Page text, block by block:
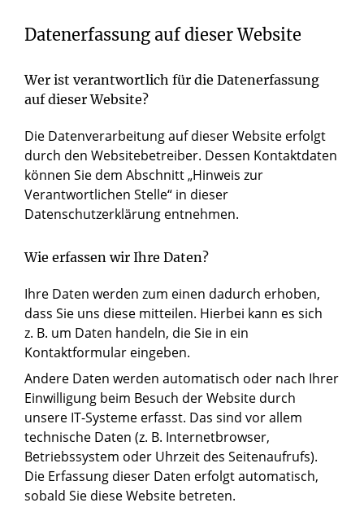
Datenerfassung auf dieser Website
Wer ist verantwortlich für die Datenerfassung
auf dieser Website?
Die Datenverarbeitung auf dieser Website erfolgt
durch den Websitebetreiber. Dessen Kontaktdaten
können Sie dem Abschnitt „Hinweis zur
Verantwortlichen Stelle“ in dieser
Datenschutzerklärung entnehmen.
Wie erfassen wir Ihre Daten?
Ihre Daten werden zum einen dadurch erhoben,
dass Sie uns diese mitteilen. Hierbei kann es sich
z. B. um Daten handeln, die Sie in ein
Kontaktformular eingeben.
Andere Daten werden automatisch oder nach Ihrer
Einwilligung beim Besuch der Website durch
unsere IT-Systeme erfasst. Das sind vor allem
technische Daten (z. B. Internetbrowser,
Betriebssystem oder Uhrzeit des Seitenaufrufs).
Die Erfassung dieser Daten erfolgt automatisch,
sobald Sie diese Website betreten.